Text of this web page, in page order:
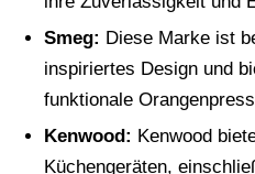
Smeg: Diese Marke ist
inspiriertes Design und
funktionale
Kenwood: Kenwood
Küchengeräten,